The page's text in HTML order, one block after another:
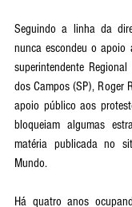
Seguindo a linha da
nunca escondeu o apoio
superintendente
dos Campos (SP), Roger
apoio público aos
bloqueiam algumas
matéria publicada no
Mundo.
Há quatro anos